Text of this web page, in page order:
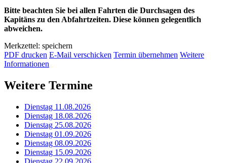
Bitte beachten Sie bei allen Fahrten die Durchsagen des
Kapitäns zu den Abfahrtzeiten. Diese können gelegentlich
abweichen.
Merkzettel: speichern
PDF drucken E-Mail verschicken Termin übernehmen Weitere
Informationen
Weitere Termine
Dienstag 11.08.2026
Dienstag 18.08.2026
Dienstag 25.08.2026
Dienstag 01.09.2026
Dienstag 08.09.2026
Dienstag 15.09.2026
Dienstag 22.09.2026